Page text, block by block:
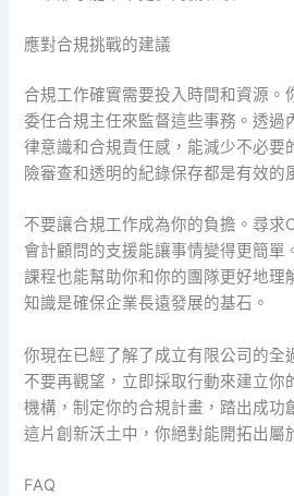
應對合規挑戰的建議
合規工作確實需要投入時間和資源。
委任合規主任來監督這些事務。透過
律意識和合規責任感，能減少不必要
險審查和透明的紀錄保存都是有效的
不要讓合規工作成為你的負擔。尋求
會計顧問的支援能讓事情變得更簡單
課程也能幫助你和你的團隊更好地理
知識是確保企業長遠發展的基石。
你現在已經了解了成立有限公司的全
不要再觀望，立即採取行動來建立你
機構，制定你的合規計畫，踏出成功
這片創新沃土中，你絕對能開拓出屬
FAQ